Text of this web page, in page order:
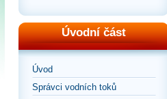
Úvodní část
Úvod
Správci vodních toků